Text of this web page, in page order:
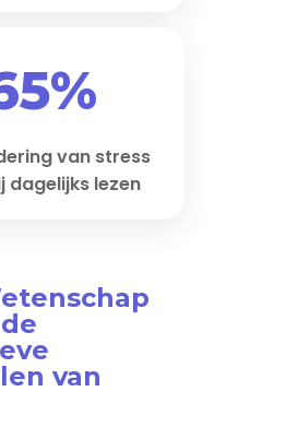
van stress
dagelijks lezen
van